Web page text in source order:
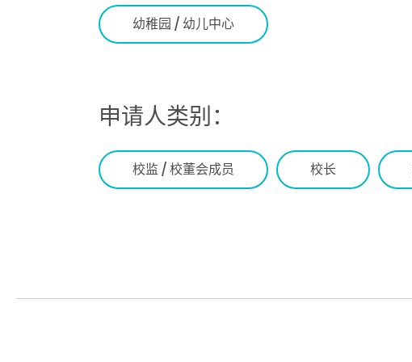
幼稚园 / 幼儿中心
申请人类别：
校监 / 校董会成员 校长